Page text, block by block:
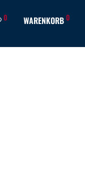
0 WARENKORB0